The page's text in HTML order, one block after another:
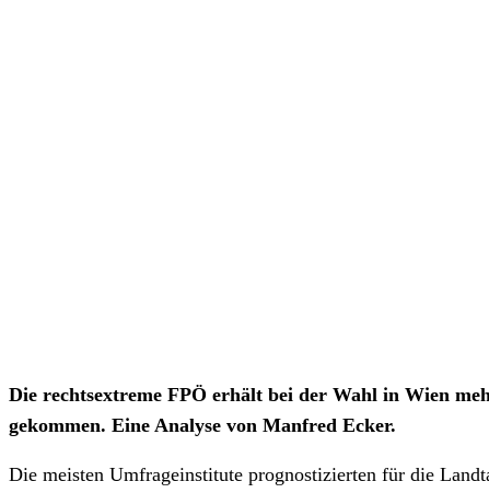
Die rechtsextreme FPÖ erhält bei der Wahl in Wien
gekommen. Eine Analyse von Manfred Ecker.
Die meisten Umfrageinstitute prognostizierten für die